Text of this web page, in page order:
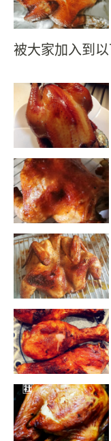
被大家加入到